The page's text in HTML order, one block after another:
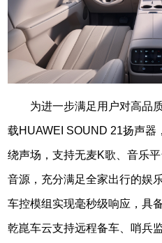
为进一步满足用户对高品
载HUAWEI SOUND 21扬声器
绕声场，支持无麦K歌、音乐
音源，充分满足全家出行的娱
车控模组实现毫秒级响应，具
乾崑车云支持远程备车、哨兵